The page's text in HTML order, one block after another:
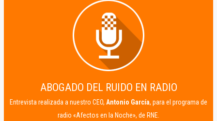
ABOGADO DEL RUIDO EN RADIO
Entrevista realizada a nuestro CEO, Antonio García, para el programa de
radio «Afectos en la Noche», de RNE.